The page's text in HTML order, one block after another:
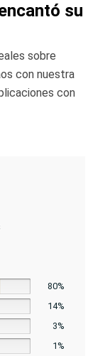
su
sobre
con nuestra
con
80%
14%
3%
1%